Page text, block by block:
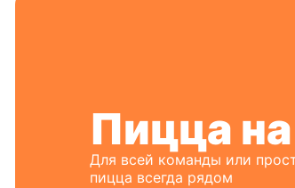
Пицца
Для всей команды или
пицца всегда рядом